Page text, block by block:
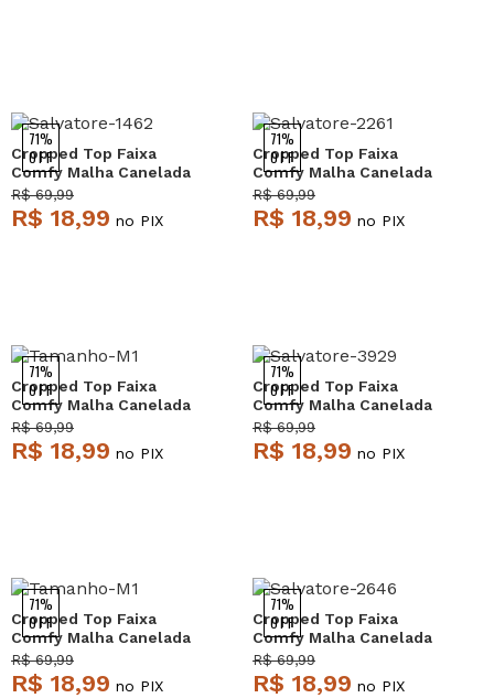
71%
OFF
Cropped Top Faixa
Comfy Malha Canelada
Mostarda Salvatore
R$ 69,99
R$ 18,99 no PIX
71%
OFF
Cropped Top Faixa
Comfy Malha Canelada
Verde Salvatore
R$ 69,99
R$ 18,99 no PIX
71%
OFF
Cropped Top Faixa
Comfy Malha Canelada
Pink Salvatore
R$ 69,99
R$ 18,99 no PIX
71%
OFF
Cropped Top Faixa
Comfy Malha Canelada
Branco Salvatore
R$ 69,99
R$ 18,99 no PIX
71%
OFF
Cropped Top Faixa
Comfy Malha Canelada
Terracota Salvatore
R$ 69,99
R$ 18,99 no PIX
71%
OFF
Cropped Top Faixa
Comfy Malha Canelada
Verde Claro Salvatore
R$ 69,99
R$ 18,99 no PIX